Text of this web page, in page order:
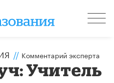
// Комментарий эксперта
Учитель